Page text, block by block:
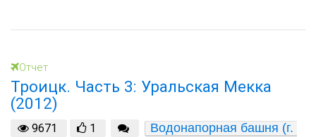
Отчет
Троицк. Часть 3: Уральская Мекка
(2012)
9671 1
Водонапорная башня (г.